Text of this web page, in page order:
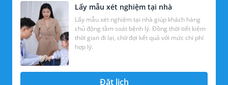
Lấy mẫu xét nghiệm tại nhà
Lấy mẫu xét nghiệm tại nhà giúp khách hàng
chủ động tầm soát bệnh lý. Đồng thời tiết kiệm
thời gian đi lại, chờ đợi kết quả với mức chi phí
hợp lý.
Đặt lịch